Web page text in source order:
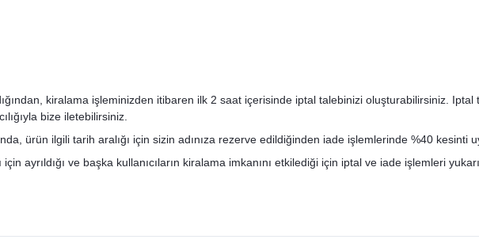
kiralama işleminizden itibaren ilk 2 saat içerisinde iptal talebinizi oluşturabilirsiniz. Iptal
bize iletebilirsiniz.
ürün ilgili tarih aralığı için sizin adınıza rezerve edildiğinden iade işlemlerinde %40 kesinti
ayrıldığı ve başka kullanıcıların kiralama imkanını etkilediği için iptal ve iade işlemleri